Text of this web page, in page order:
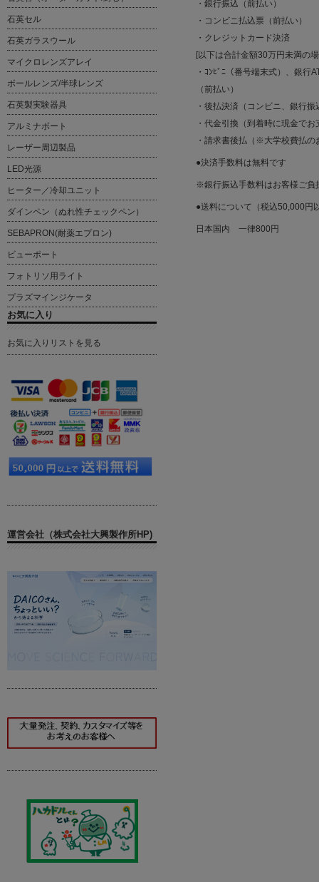
・銀行振込（前払い）
・コンビニ払込票（前払い）
・クレジットカード決済
[以下は合計金額30万円未満の
・ｺﾝﾋﾞﾆ（番号端末式）、銀行
（前払い）
・後払決済（コンビニ、銀行
・代金引換（到着時に現金でお
・請求書後払（※大学校費払の
●決済手数料は無料です
※銀行振込手数料はお客様ご負
●送料について（税込50,000円
日本国内 一律800円
石英セル
石英ガラスウール
マイクロレンズアレイ
ボールレンズ/半球レンズ
石英製実験器具
アルミナボート
レーザー周辺製品
LED光源
ヒーター／冷却ユニット
ダインペン（ぬれ性チェックペン）
SEBAPRON(耐薬エプロン)
ビューポート
フォトリソ用ライト
プラズマインジケータ
お気に入り
お気に入りリストを見る
運営会社（株式会社大興製作所HP)